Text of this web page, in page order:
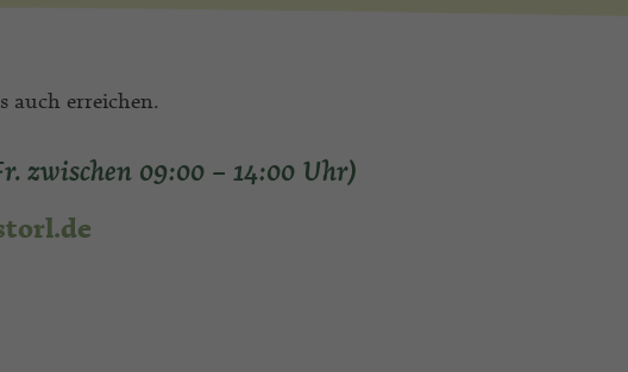
auch erreichen.
zwischen 09:00 – 14:00 Uhr)